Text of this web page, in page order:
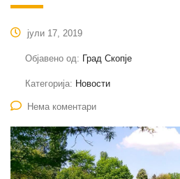
јули 17, 2019
Објавено од: Град Скопје
Категорија: Новости
Нема коментари